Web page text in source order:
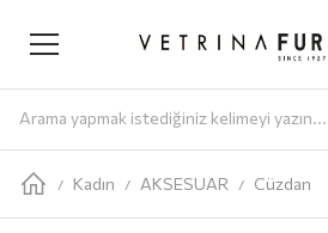
/
Kadın / AKSESUAR / Cüzdan